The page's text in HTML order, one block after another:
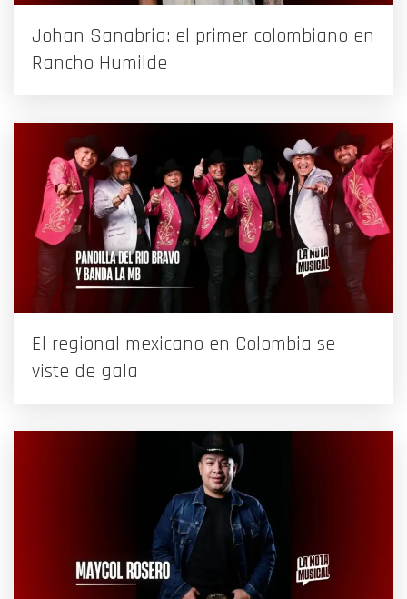
Johan Sanabria: el primer colombiano en
Rancho Humilde
El regional mexicano en Colombia se
viste de gala